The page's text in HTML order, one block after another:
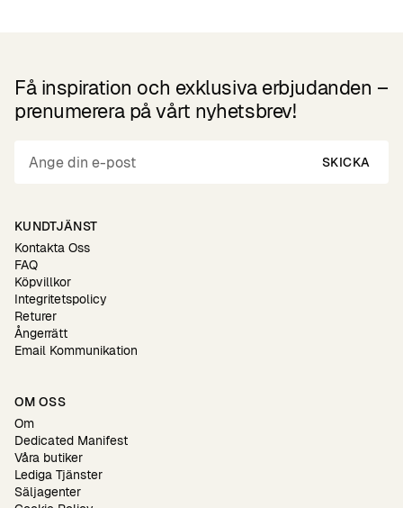
Få inspiration och exklusiva erbjudanden –
prenumerera på vårt nyhetsbrev!
SKICKA
KUNDTJÄNST
Kontakta Oss
FAQ
Köpvillkor
Integritetspolicy
Returer
Ångerrätt
Email Kommunikation
OM OSS
Om
Dedicated Manifest
Våra butiker
Lediga Tjänster
Säljagenter